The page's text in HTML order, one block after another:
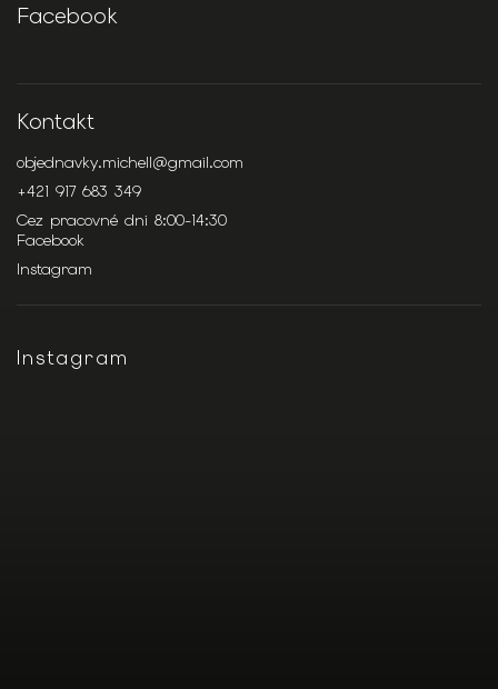
Facebook
Kontakt
objednavky.michell@gmail.com
+421 917 683 349
Cez pracovné dni 8:00-14:30
Facebook
Instagram
Instagram